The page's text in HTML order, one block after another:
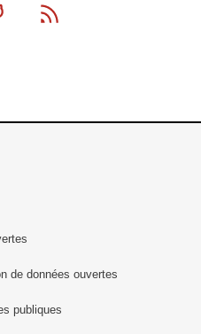
Github
de données ouvertes
publiques